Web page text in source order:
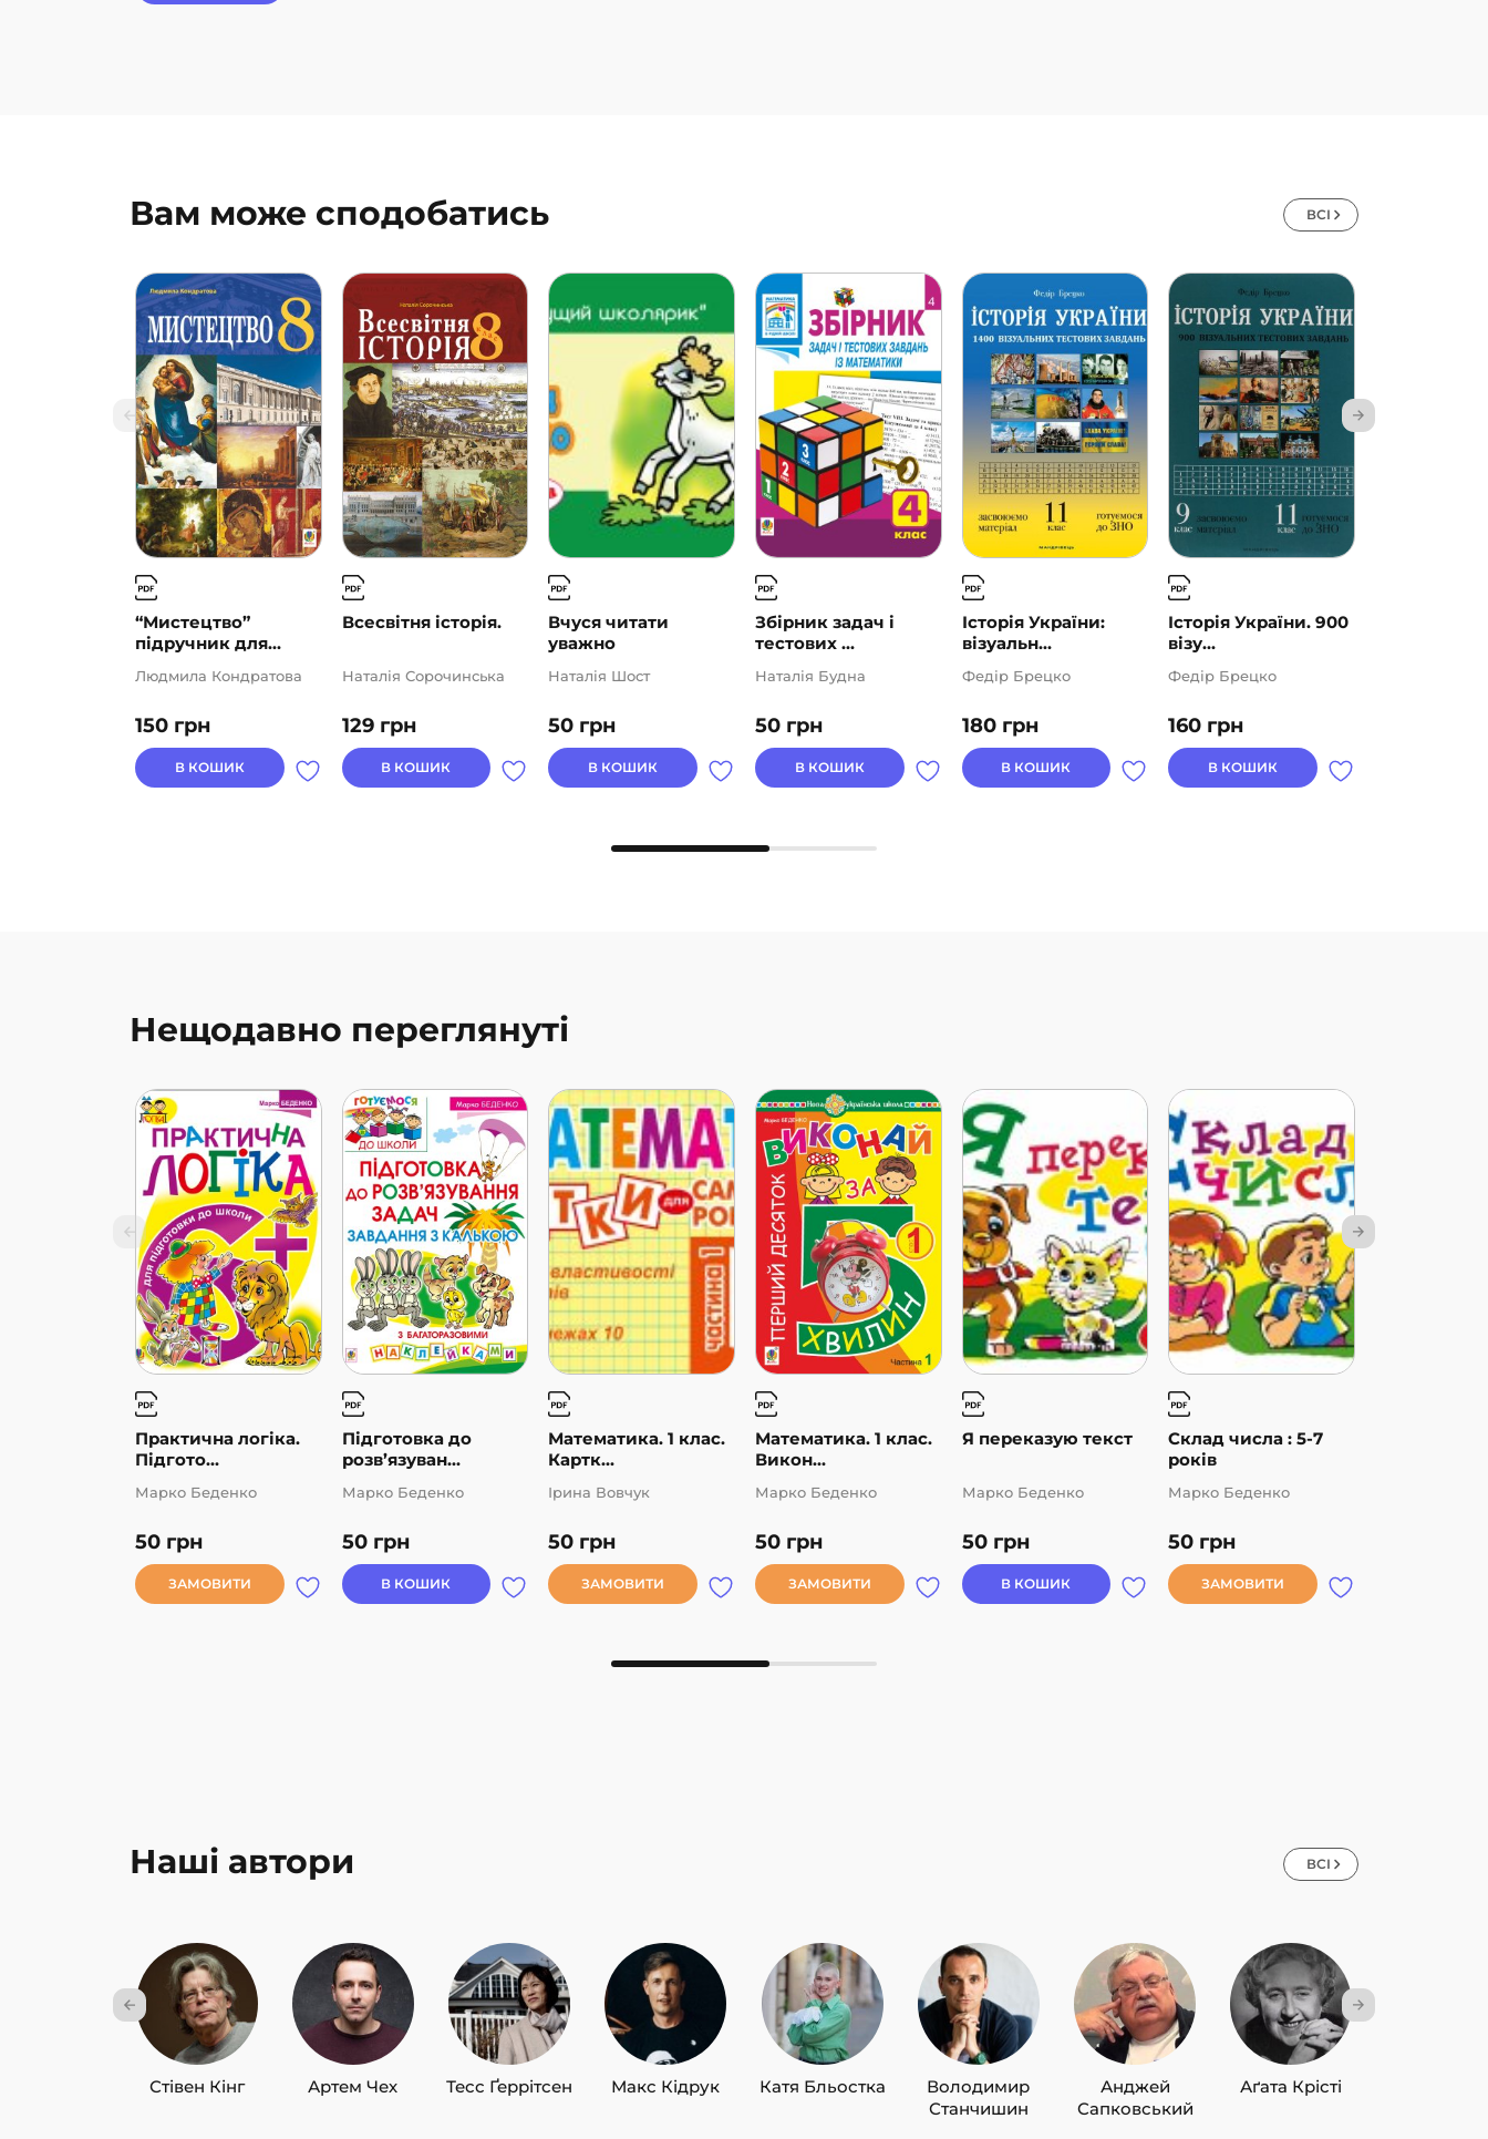
Вам може сподобатись ВСІ
“Мистецтво”
підручник для...
150 грн
Людмила Кондратова
В КОШИК
Всесвітня історія.
129 грн
Наталія Сорочинська
В КОШИК
Вчуся читати
уважно
50 грн
Наталія Шост
В КОШИК
Збірник задач і
тестових ...
50 грн
Наталія Будна
В КОШИК
Історія України:
візуальн...
180 грн
Федір Брецко
В КОШИК
Історія України. 900
візу...
160 грн
Федір Брецко
В КОШИК
Нещодавно переглянуті
Практична логіка.
Підгото...
50 грн
Марко Беденко
ЗАМОВИТИ
Підготовка до
розв’язуван...
50 грн
Марко Беденко
В КОШИК
Математика. 1 клас.
Картк...
50 грн
Ірина Вовчук
ЗАМОВИТИ
Математика. 1 клас.
Викон...
50 грн
Марко Беденко
ЗАМОВИТИ
Я переказую текст
50 грн
Марко Беденко
В КОШИК
Склад числа : 5-7
років
50 грн
Марко Беденко
ЗАМОВИТИ
Наші автори ВСІ
Стівен Кінг Артем Чех Тесс Ґеррітсен Макс Кідрук Катя Бльостка
Володимир
Станчишин
Анджей
Сапковський
Аґата Крісті